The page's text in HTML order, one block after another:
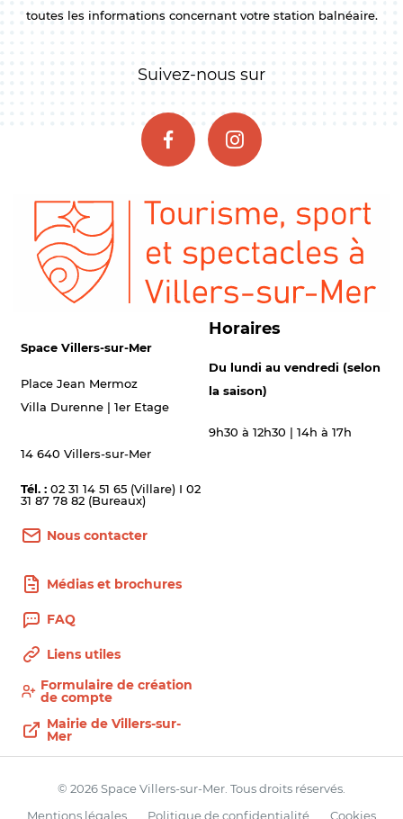
toutes les informations concernant votre station balnéaire.
Suivez-nous sur
Space Villers-sur-Mer
Place Jean Mermoz
Villa Durenne | 1er Etage
14 640 Villers-sur-Mer
Tél. : 02 31 14 51 65 (Villare) I 02
31 87 78 82 (Bureaux)
Nous contacter
Horaires
Du lundi au vendredi (selon
la saison)
9h30 à 12h30 | 14h à 17h
Médias et brochures
FAQ
Liens utiles
Formulaire de création
de compte
Mairie de Villers-sur-
Mer
© 2026 Space Villers-sur-Mer. Tous droits réservés.
Mentions légales
Politique de confidentialité Cookies